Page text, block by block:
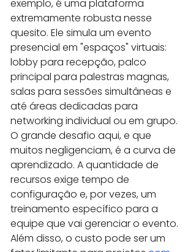
exemplo, é uma plataforma
extremamente robusta nesse
quesito. Ele simula um evento
presencial em "espaços" virtuais:
lobby para recepção, palco
principal para palestras magnas,
salas para sessões simultâneas e
até áreas dedicadas para
networking individual ou em grupo.
O grande desafio aqui, e que
muitos negligenciam, é a curva de
aprendizado. A quantidade de
recursos exige tempo de
configuração e, por vezes, um
treinamento específico para a
equipe que vai gerenciar o evento.
Além disso, o custo pode ser um